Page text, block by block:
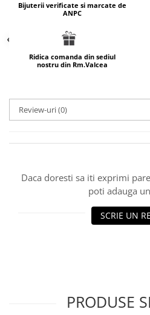
marimea 50
marimea 53
marimea 56
marimea 57
marimea 61
Bijuterii verificate si marcate de
ANPC
Ridica comanda din sediul
nostru din Rm.Valcea
Review-uri(0)
Daca doresti sa iti exprimi
poti adauga
SCRIE UN
PRODUSE